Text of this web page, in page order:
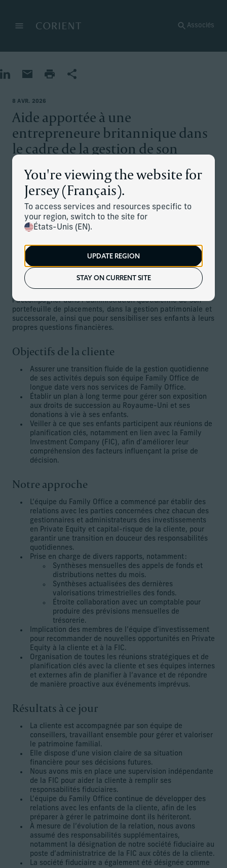
MenuRetour à la page d’accueil
You're viewing the website for
Jersey (Français).
To access services and resources specific to
your region, switch to the site for
États-Unis (EN).
UPDATE REGION
STAY ON CURRENT SITE
Associés
Partager sur LinkedIn
Partager par e-mail
Imprimer la page
Partager
8 AVR. 2026
Aide apportée à une
entrepreneure britannique dans
le cadre de la gestion de son
portefeuille de placements et de
la planification patrimoniale
La situation
fortune grâce à la vente de son entreprise. Elle est une
investisseuse avertie, avec un solide portefeuille
d’investissements en Private Equity et en capital-risque
d’une valeur proche de 100 millions de livres sterling.
l’accompagner dans l’administration quotidienne de son
portefeuille de placements, dans la gestion patrimoniale et
successorale, ainsi que pour sensibiliser ses enfants à leurs
propres questions financières.
Objectifs de la cliente
Assurer une transition fluide de la gestion quotidienne
de ses activités depuis son équipe Family Office de
longue date vers nos services de Family Office.
Établir un plan à long terme pour gérer son exposition
aux droits de succession au Royaume-Uni et ses
donations à vie à ses enfants.
Veiller à ce que ses enfants participent aux réunions de
planification clés, notamment en lien avec la Family
Investment Company (FIC), afin d’améliorer leur
compréhension des facteurs influençant la prise de
décision.
Notre approche
L’équipe du Family Office a commencé par établir des
relations avec les parties concernées chez chacun des
gestionnaires et administrateurs des investissements
en Private Equity et capital-risque de la cliente, pour
garantir une transition en douceur des responsabilités
quotidiennes.
Prise en charge de divers rapports, notamment :
Synthèses mensuelles des appels de fonds et
distributions nettes du mois.
Synthèses actualisées des dernières
valorisations trimestrielles des fonds.
Étroite collaboration avec un comptable pour
produire des prévisions mensuelles de
trésorerie.
Implication des membres de l’équipe d’investissement
pour recommander de nouvelles opportunités en Private
Equity à la cliente et à la FIC.
Organisation de toutes les réunions stratégiques et de
planification clés avec la cliente et ses équipes internes
et externes afin de planifier à l’avance et de répondre
de manière proactive aux événements imprévus.
Résultats à ce jour
La cliente est accompagnée par son équipe de
conseillers, travaillant ensemble pour gérer et valoriser
le patrimoine familial.
Elle dispose d’une vision claire de sa situation
financière pour ses décisions futures.
Nous avons mis en place une supervision indépendante
de la FIC pour aider la cliente à remplir ses
responsabilités fiduciaires.
L’équipe du Family Office continue de développer des
relations avec les enfants de la cliente, afin de les
préparer à gérer le patrimoine dont ils hériteront.
À mesure de l’évolution de la relation, nous avons
assumé des responsabilités supplémentaires,
notamment la désignation de notre société fiduciaire au
poste d’administratrice de la FIC aux côtés de la cliente.
La société fiduciaire a également été désignée comme